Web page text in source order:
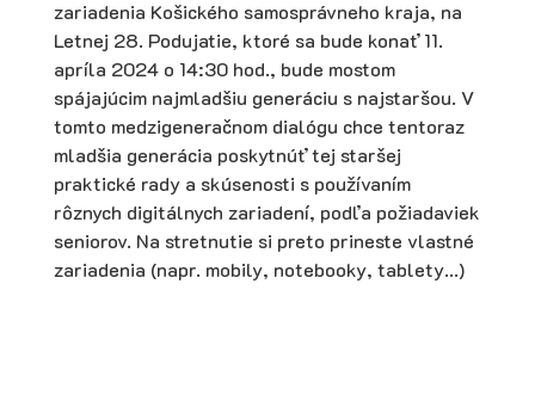
zariadenia Košického samosprávneho kraja, na
Letnej 28. Podujatie, ktoré sa bude konať 11.
apríla 2024 o 14:30 hod., bude mostom
spájajúcim najmladšiu generáciu s najstaršou. V
tomto medzigeneračnom dialógu chce tentoraz
mladšia generácia poskytnúť tej staršej
praktické rady a skúsenosti s používaním
rôznych digitálnych zariadení, podľa požiadaviek
seniorov. Na stretnutie si preto prineste vlastné
zariadenia (napr. mobily, notebooky, tablety…)